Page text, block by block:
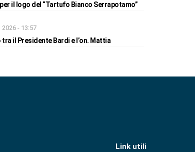
il logo del “Tartufo Bianco Serrapotamo”
- 13:57
tra il Presidente Bardi e l’on. Mattia
Link utili